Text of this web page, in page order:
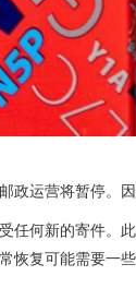
政运营将暂停。
任何新的寄件。
恢复可能需要一些